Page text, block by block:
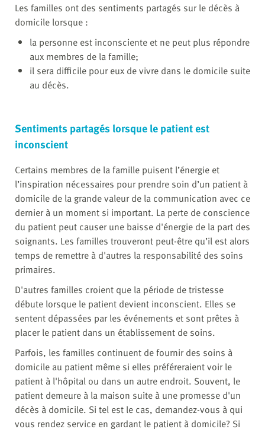
Les familles ont des sentiments partagés sur le décès à
domicile lorsque :
la personne est inconsciente et ne peut plus répondre
aux membres de la famille;
il sera difficile pour eux de vivre dans le domicile suite
au décès.
Sentiments partagés lorsque le patient est
inconscient
Certains membres de la famille puisent l’énergie et
l’inspiration nécessaires pour prendre soin d’un patient à
domicile de la grande valeur de la communication avec ce
dernier à un moment si important. La perte de conscience
du patient peut causer une baisse d'énergie de la part des
soignants. Les familles trouveront peut-être qu’il est alors
temps de remettre à d'autres la responsabilité des soins
primaires.
D'autres familles croient que la période de tristesse
débute lorsque le patient devient inconscient. Elles se
sentent dépassées par les événements et sont prêtes à
placer le patient dans un établissement de soins.
Parfois, les familles continuent de fournir des soins à
domicile au patient même si elles préféreraient voir le
patient à l'hôpital ou dans un autre endroit. Souvent, le
patient demeure à la maison suite à une promesse d'un
décès à domicile. Si tel est le cas, demandez-vous à qui
vous rendez service en gardant le patient à domicile? Si